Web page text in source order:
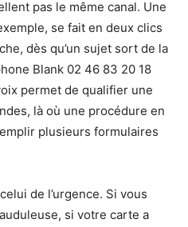
pas le même canal. Une
se fait en deux clics
dès qu’un sujet sort de la
Blank 02 46 83 20 18
permet de qualifier une
là où une procédure en
plusieurs formulaires
de l’urgence. Si vous
si votre carte a